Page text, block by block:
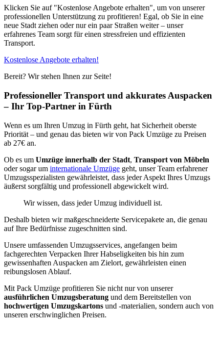
Klicken Sie auf "Kostenlose Angebote erhalten", um von unserer
professionellen Unterstützung zu profitieren! Egal, ob Sie in eine
neue Stadt ziehen oder nur ein paar Straßen weiter – unser
erfahrenes Team sorgt für einen stressfreien und effizienten
Transport.
Kostenlose Angebote erhalten!
Bereit? Wir stehen Ihnen zur Seite!
Professioneller Transport und akkurates Auspacken
– Ihr Top-Partner in Fürth
Wenn es um Ihren Umzug in Fürth geht, hat Sicherheit oberste
Priorität – und genau das bieten wir von Pack Umzüge zu Preisen
ab 27€ an.
Ob es um Umzüge innerhalb der Stadt, Transport von Möbeln
oder sogar um internationale Umzüge geht, unser Team erfahrener
Umzugsspezialisten gewährleistet, dass jeder Aspekt Ihres Umzugs
äußerst sorgfältig und professionell abgewickelt wird.
Wir wissen, dass jeder Umzug individuell ist.
Deshalb bieten wir maßgeschneiderte Servicepakete an, die genau
auf Ihre Bedürfnisse zugeschnitten sind.
Unsere umfassenden Umzugsservices, angefangen beim
fachgerechten Verpacken Ihrer Habseligkeiten bis hin zum
gewissenhaften Auspacken am Zielort, gewährleisten einen
reibungslosen Ablauf.
Mit Pack Umzüge profitieren Sie nicht nur von unserer
ausführlichen Umzugsberatung und dem Bereitstellen von
hochwertigen Umzugskartons und -materialien, sondern auch von
unseren erschwinglichen Preisen.